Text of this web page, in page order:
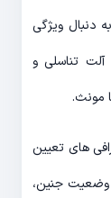
دنبال ویژگی
تناسلی و
مونث.
های تعیین
وضعیت جنین،